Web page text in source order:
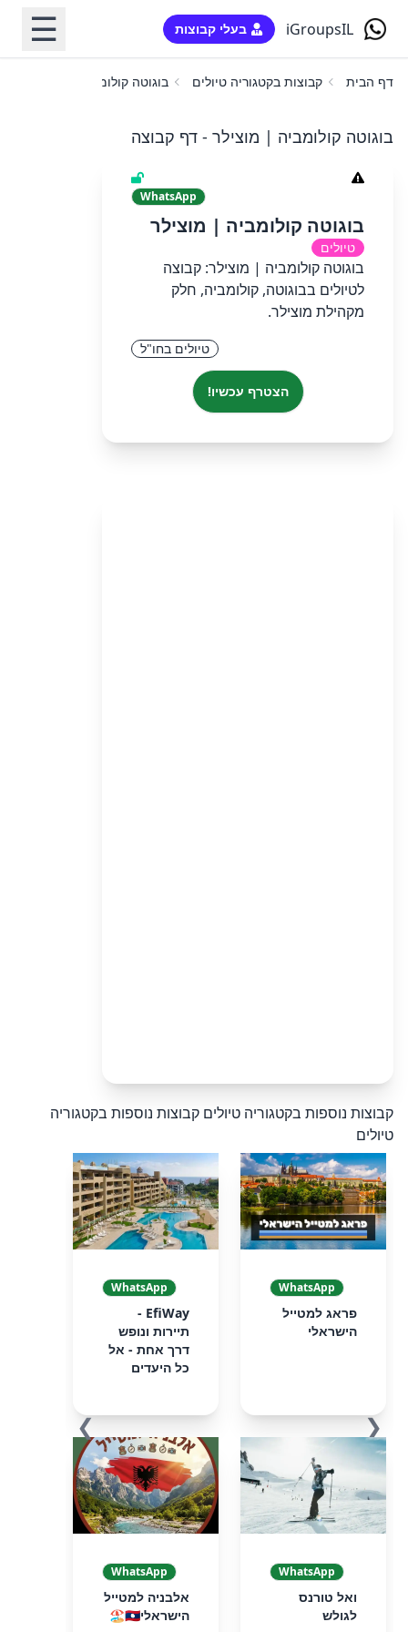
iGroupsIL בעלי קבוצות ☰
דף הבית קבוצות בקטגוריה טיולים בוגוטה קולומביה | מוצילר
בוגוטה קולומביה | מוצילר - דף קבוצה
WhatsApp
בוגוטה קולומביה | מוצילר
טיולים
בוגוטה קולומביה | מוצילר: קבוצה
לטיולים בבוגוטה, קולומביה, חלק
מקהילת מוצילר.
טיולים בחו"ל
הצטרף עכשיו!
קבוצות נוספות בקטגוריה טיולים קבוצות נוספות בקטגוריה
טיולים
❮
WhatsApp
פראג למטייל
הישראלי
WhatsApp
EfiWay -
תיירות ונופש
דרך אחת - אל
כל היעדים
WhatsApp
ואל טורנס
לגולש
WhatsApp
אלבניה למטייל
הישראלי🇦🇱🏖️
❯